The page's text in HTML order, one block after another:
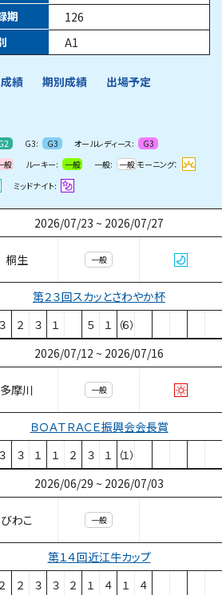
期
126
A1
績 期別成績 出場予定
G3: G3 オールレディース:
G3
般 ルーキー: 一般 一般: 一般 モーニング：
ミッドナイト:
2026/07/23 ~ 2026/07/27
桐生 一般
第２３回スカッとさわやか杯
３ ２ ３ １ ５ １ （６）
2026/07/12 ~ 2026/07/16
多摩川 一般
ＢＯＡＴＲＡＣＥ振興会会長賞
３ ３ １ １ ２ ３ １ （１）
2026/06/29 ~ 2026/07/03
びわこ 一般
第１４回近江牛カップ
２ ２ ３ ３ ２ １ ４ １ ４